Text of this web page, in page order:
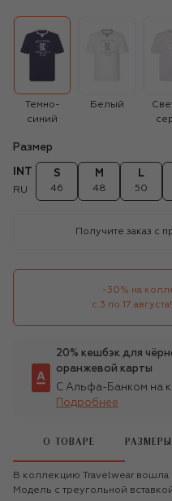
Темно-
синий
Белый
Размер
INT
RU
S
46
M
48
L
50
Получите заказ с
-30% на
с 3 по 17 августа!
20% кешбэк для
оранжевой карты
С Альфа-Банком на
Подробнее
О ТОВАРЕ
В коллекцию Travelwear вошла
Модель с треугольной